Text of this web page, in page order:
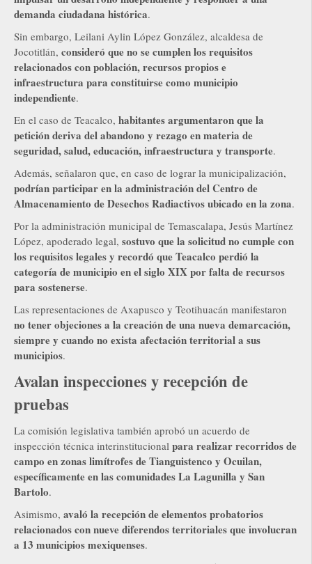
demanda ciudadana histórica.
Sin embargo, Leilani Aylin López González, alcaldesa de
Jocotitlán, consideró que no se cumplen los requisitos
relacionados con población, recursos propios e
infraestructura para constituirse como municipio
independiente.
En el caso de Teacalco, habitantes argumentaron que la
petición deriva del abandono y rezago en materia de
seguridad, salud, educación, infraestructura y transporte.
Además, señalaron que, en caso de lograr la municipalización,
podrían participar en la administración del Centro de
Almacenamiento de Desechos Radiactivos ubicado en la zona.
Por la administración municipal de Temascalapa, Jesús Martínez
López, apoderado legal, sostuvo que la solicitud no cumple con
los requisitos legales y recordó que Teacalco perdió la
categoría de municipio en el siglo XIX por falta de recursos
para sostenerse.
Las representaciones de Axapusco y Teotihuacán manifestaron
no tener objeciones a la creación de una nueva demarcación,
siempre y cuando no exista afectación territorial a sus
municipios.
Avalan inspecciones y recepción de
pruebas
La comisión legislativa también aprobó un acuerdo de
inspección técnica interinstitucional para realizar recorridos de
campo en zonas limítrofes de Tianguistenco y Ocuilan,
específicamente en las comunidades La Lagunilla y San
Bartolo.
Asimismo, avaló la recepción de elementos probatorios
relacionados con nueve diferendos territoriales que involucran
a 13 municipios mexiquenses.